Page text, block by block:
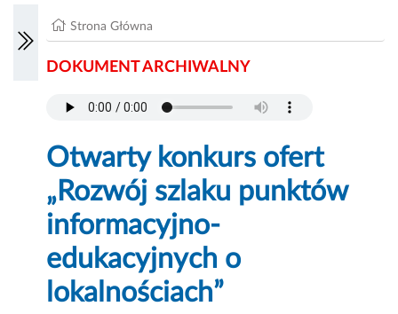
Strona Główna
DOKUMENT ARCHIWALNY
Otwarty konkurs ofert
„Rozwój szlaku punktów
informacyjno-
edukacyjnych o
lokalnościach”